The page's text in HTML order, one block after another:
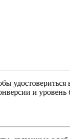
и уровень